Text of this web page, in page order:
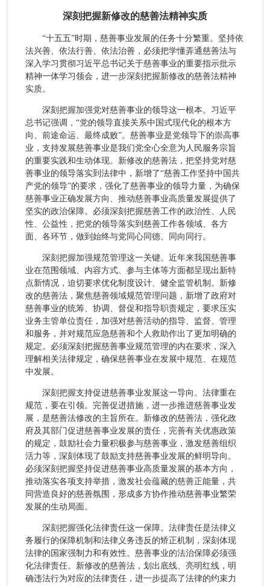
深刻把握新修改的慈善法精神实质
“十五五”时期，慈善事业发展的任务十分繁重。坚持依
法兴善、依法行善、依法治善，必须把学懂弄通慈善法与
深入学习贯彻习近平总书记关于慈善事业的重要指示批示
精神一体学习领会，进一步深刻把握新修改的慈善法精神
实质。
深刻把握加强党对慈善事业的领导这一根本。习近平
总书记强调，“党的领导直接关系中国式现代化的根本方
向、前途命运、最终成败”。慈善事业是党领导下的崇高事
业，支持发展慈善事业是我们党全心全意为人民服务宗旨
的重要实践和生动体现。新修改的慈善法，把坚持党对慈
善事业的领导落实到法律中，新增了“慈善工作坚持中国共
产党的领导”的要求，强化了慈善事业的领导力量，为确保
慈善事业正确发展方向、推动慈善事业高质量发展提供了
坚实的政治保障。必须深刻把握慈善工作的政治性、人民
性、公益性，把党的领导落实到慈善工作各领域、各方
面、各环节，做到始终与党同心同德、同向同行。
深刻把握加强规范管理这一关键。近年来我国慈善事
业在范围领域、内容方式、参与主体等方面都呈现出新特
点新情况，迫切要求优化制度设计、健全监管机制。新修
改的慈善法，聚焦慈善领域规范管理问题，新增了政府对
慈善事业的统筹、协调、督促和指导职责规定，要求压实
业务主管单位责任，加强对慈善活动的指导、监督、管理
和服务，并对规范应急慈善和个人救助作出了更加明确的
规定。必须深刻把握慈善事业规范管理的内在要求，深入
理解相关法律规定，确保慈善事业在发展中规范、在规范
中发展。
深刻把握支持促进慈善事业发展这一导向。法律重在
规范，要在引领。完善促进措施，进一步推进慈善事业发
展，是慈善法修改的主旨所在。新修改的慈善法，强化政
府及其部门促进慈善事业发展的责任，完善有关优惠政策
的规定，鼓励社会力量积极参与慈善事业，激发慈善组织
活力等，深刻体现了鼓励支持慈善事业发展的鲜明导向。
必须深刻把握坚持促进慈善事业高质量发展的基本方向，
推动落实各项支持举措，激发社会蕴藏的慈善正能量，共
同营造良好的慈善氛围，形成多方协作推动慈善事业繁荣
发展的生动局面。
深刻把握强化法律责任这一保障。法律责任是法律义
务履行的保障机制和法律义务违反的矫正机制，深刻体现
法律的国家强制力和有效性。慈善事业的法治保障必须强
化法律责任。新修改的慈善法，划出底线、亮明红线，明
确违法行为对应的法律责任，进一步提高了法律的约束力